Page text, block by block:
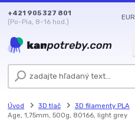
EUR
+421 905 327 801
(Po-Pia, 8-16 hod.)
Úvod 3D tlač 3D filamenty PLA
Age, 1,75mm, 500g, 80166, light grey